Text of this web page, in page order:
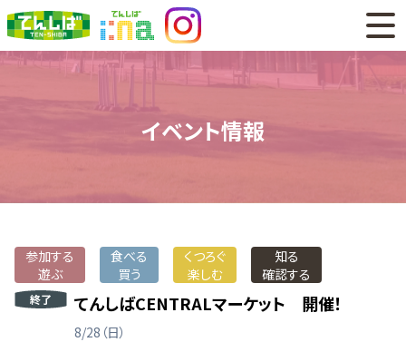
イベント情報
参加する
遊ぶ
食べる
買う
くつろぐ
楽しむ
知る
確認する
終了 てんしばCENTRALマーケット 開催！
8/28（日）